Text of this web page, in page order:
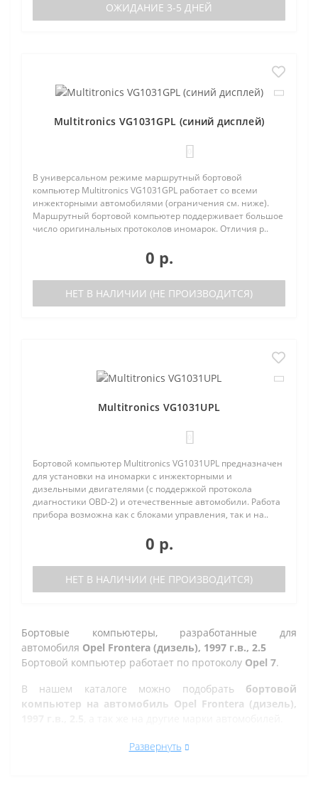
ОЖИДАНИЕ 3-5 ДНЕЙ
Multitronics VG1031GPL (синий дисплей)
В универсальном режиме маршрутный бортовой
компьютер Multitronics VG1031GPL работает со всеми
инжекторными автомобилями (ограничения см. ниже).
Маршрутный бортовой компьютер поддерживает большое
число оригинальных протоколов иномарок. Отличия р..
0 р.
НЕТ В НАЛИЧИИ (НЕ ПРОИЗВОДИТСЯ)
Multitronics VG1031UPL
Бортовой компьютер Multitronics VG1031UPL предназначен
для установки на иномарки с инжекторными и
дизельными двигателями (с поддержкой протокола
диагностики OBD-2) и отечественные автомобили. Работа
прибора возможна как с блоками управления, так и на..
0 р.
НЕТ В НАЛИЧИИ (НЕ ПРОИЗВОДИТСЯ)
Бортовые компьютеры, разработанные для
автомобиля Opel Frontera (дизель), 1997 г.в., 2.5
Бортовой компьютер работает по протоколу Opel 7.
В нашем каталоге можно подобрать бортовой
компьютер на автомобиль Opel Frontera (дизель),
Все рано или поздно в Златоусте сталкиваются с
Развернуть